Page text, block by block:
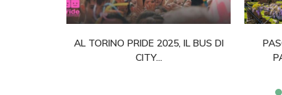
AL TORINO PRIDE 2025, IL BUS DI
CITY...